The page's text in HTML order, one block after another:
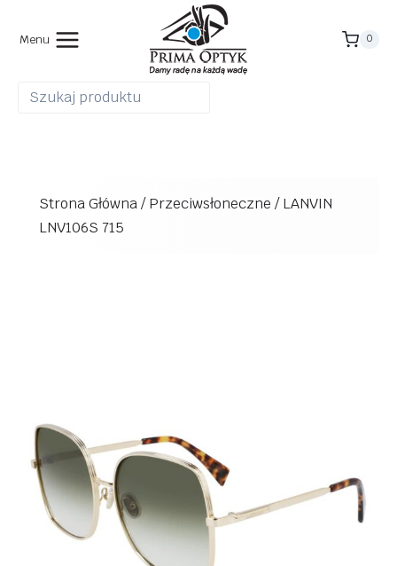
Menu 0
Strona Główna/Przeciwsłoneczne /LANVIN
LNV106S 715